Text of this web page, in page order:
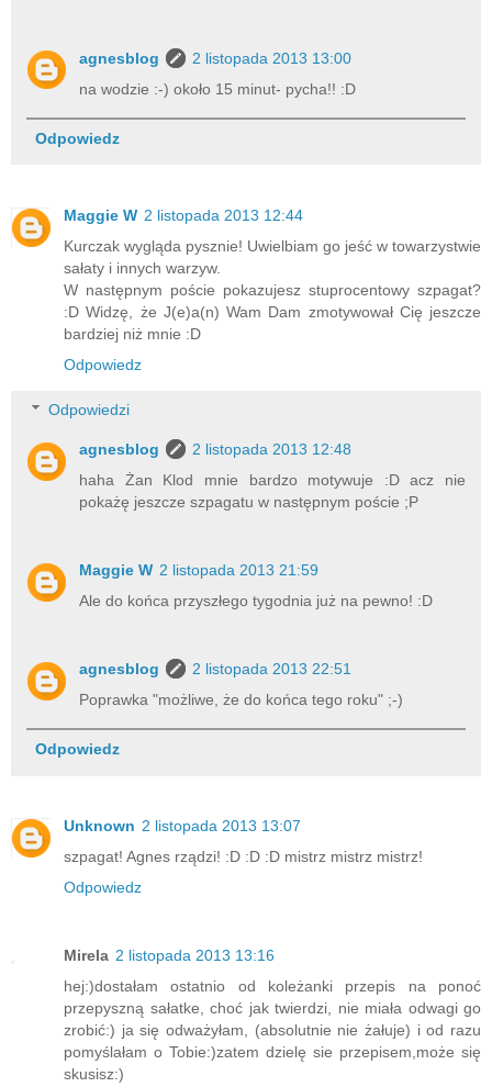
agnesblog
2 listopada 2013 13:00
na wodzie :-) około 15 minut- pycha!! :D
Odpowiedz
Maggie W 2 listopada 2013 12:44
Kurczak wygląda pysznie! Uwielbiam go jeść w towarzystwie
sałaty i innych warzyw.
W następnym poście pokazujesz stuprocentowy szpagat?
:D Widzę, że J(e)a(n) Wam Dam zmotywował Cię jeszcze
bardziej niż mnie :D
Odpowiedz
Odpowiedzi
agnesblog
2 listopada 2013 12:48
haha Żan Klod mnie bardzo motywuje :D acz nie
pokażę jeszcze szpagatu w następnym poście ;P
Maggie W 2 listopada 2013 21:59
Ale do końca przyszłego tygodnia już na pewno! :D
agnesblog
2 listopada 2013 22:51
Poprawka "możliwe, że do końca tego roku" ;-)
Odpowiedz
Unknown 2 listopada 2013 13:07
szpagat! Agnes rządzi! :D :D :D mistrz mistrz mistrz!
Odpowiedz
Mirela 2 listopada 2013 13:16
hej:)dostałam ostatnio od koleżanki przepis na ponoć
przepyszną sałatke, choć jak twierdzi, nie miała odwagi go
zrobić:) ja się odważyłam, (absolutnie nie żałuje) i od razu
pomyślałam o Tobie:)zatem dzielę sie przepisem,może się
skusisz:)